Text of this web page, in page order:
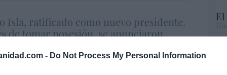
- Do Not Process My Personal Information
Isla, ratificado como nuevo presidente.
de tomar posesión, se anunciaron